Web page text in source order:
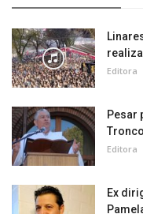
Editora
Pesar
Editora
Ex